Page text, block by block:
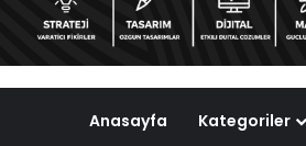
Anasayfa Kategoriler